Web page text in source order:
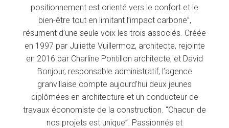
positionnement est orienté vers le confort et le
bien-être tout en limitant l’impact carbone”,
résument d’une seule voix les trois associés. Créée
en 1997 par Juliette Vuillermoz, architecte, rejointe
en 2016 par Charline Pontillon architecte, et David
Bonjour, responsable administratif, l’agence
granvillaise compte aujourd’hui deux jeunes
diplômées en architecture et un conducteur de
travaux économiste de la construction. “Chacun de
nos projets est unique”. Passionnés et